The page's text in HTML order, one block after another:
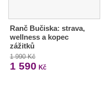
Ranč Bučiska: strava,
wellness a kopec
zážitků
1 990 Kč
1 590 Kč